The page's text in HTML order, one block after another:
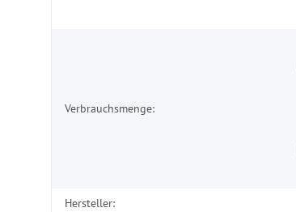
Verbrauchsmenge:
Hersteller: